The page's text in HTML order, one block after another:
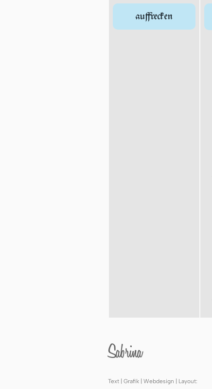
auffrecken
Sabrina
Text | Grafik | Webdesign | Layout: